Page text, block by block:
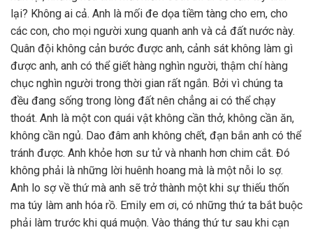
lại? Không ai cả. Anh là mối đe dọa tiềm tàng cho em, cho
các con, cho mọi người xung quanh anh và cả đất nước này.
Quân đội không cản bước được anh, cảnh sát không làm gì
được anh, anh có thể giết hàng nghìn người, thậm chí hàng
chục nghìn người trong thời gian rất ngắn. Bởi vì chúng ta
đều đang sống trong lòng đất nên chẳng ai có thể chạy
thoát. Anh là một con quái vật không cần thở, không cần ăn,
không cần ngủ. Dao đâm anh không chết, đạn bắn anh có thể
tránh được. Anh khỏe hơn sư tử và nhanh hơn chim cắt. Đó
không phải là những lời huênh hoang mà là một nỗi lo sợ.
Anh lo sợ về thứ mà anh sẽ trở thành một khi sự thiếu thốn
ma túy làm anh hóa rồ. Emily em ơi, có những thứ ta bắt buộc
phải làm trước khi quá muộn. Vào tháng thứ tư sau khi cạn